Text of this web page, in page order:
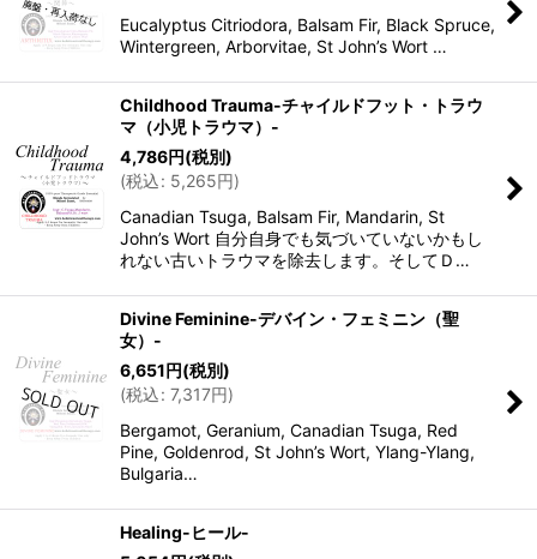
Eucalyptus Citriodora, Balsam Fir, Black Spruce,
Wintergreen, Arborvitae, St John’s Wort …
Childhood Trauma-チャイルドフット・トラウ
マ（小児トラウマ）-
4,786円(税別)
(税込: 5,265円)
Canadian Tsuga, Balsam Fir, Mandarin, St
John’s Wort 自分自身でも気づいていないかもし
れない古いトラウマを除去します。そしてＤ…
Divine Feminine-デバイン・フェミニン（聖
女）-
6,651円(税別)
(税込: 7,317円)
Bergamot, Geranium, Canadian Tsuga, Red
Pine, Goldenrod, St John’s Wort, Ylang-Ylang,
Bulgaria…
Healing-ヒール-